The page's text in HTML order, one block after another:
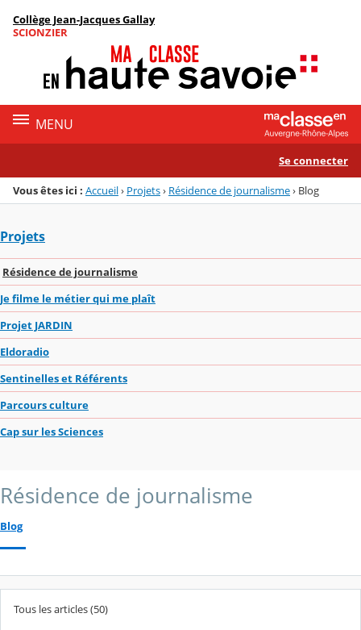
Menu de la rubrique
Contenu
Collège Jean-Jacques Gallay
SCIONZIER
MENU
Se connecter
Vous êtes ici : Accueil› Projets› Résidence de journalisme› Blog
Projets
Résidence de journalisme
Je filme le métier qui me plaît
Projet JARDIN
Eldoradio
Sentinelles et Référents
Parcours culture
Cap sur les Sciences
Résidence de journalisme
Blog
Tous les articles (50)